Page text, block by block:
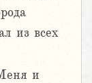
из всех
и